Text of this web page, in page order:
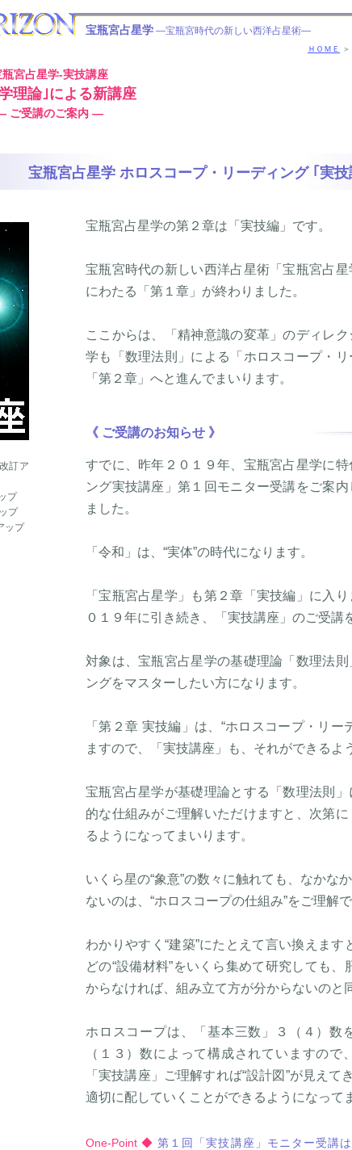
宝瓶宮占星学 ―宝瓶宮時代の新しい西洋占星術―
瓶宮占星学-実技講座
理論｣による新講座
ご受講のご案内 ―
ＨＯＭＥ ＞
宝瓶宮占星学 ホロスコープ・リーディング ｢実技
訂ア
プ
プ
ップ
宝瓶宮占星学の第２章は「実技編」です。
宝瓶宮時代の新しい西洋占星術「宝瓶宮占
にわたる「第１章」が終わりました。
ここからは、「精神意識の変革」のディレ
学も「数理法則」による「ホロスコープ・
「第２章」へと進んでまいります。
《 ご受講のお知らせ 》
すでに、昨年２０１９年、宝瓶宮占星学に
ング実技講座」第１回モニター受講をご案
ました。
「令和」は、“実体”の時代になります。
「宝瓶宮占星学」も第２章「実技編」に入
０１９年に引き続き、「実技講座」のご受講
対象は、宝瓶宮占星学の基礎理論「数理法
ングをマスターしたい方になります。
「第２章 実技編」は、“ホロスコープ・リー
ますので、「実技講座」も、それができるよ
宝瓶宮占星学が基礎理論とする「数理法則
的な仕組みがご理解いただけますと、次第
るようになってまいります。
いくら星の“象意”の数々に触れても、なかな
ないのは、“ホロスコープの仕組み”をご理解
わかりやすく“建築”にたとえて言い換えます
どの“設備材料”をいくら集めて研究しても、
からなければ、組み立て方が分からないのと
ホロスコープは、「基本三数」３（４）数
（１３）数によって構成されていますので
「実技講座」ご理解すれば“設計図”が見えて
適切に配していくことができるようになって
One-Point ◆ 第１回「実技講座」モニター受講